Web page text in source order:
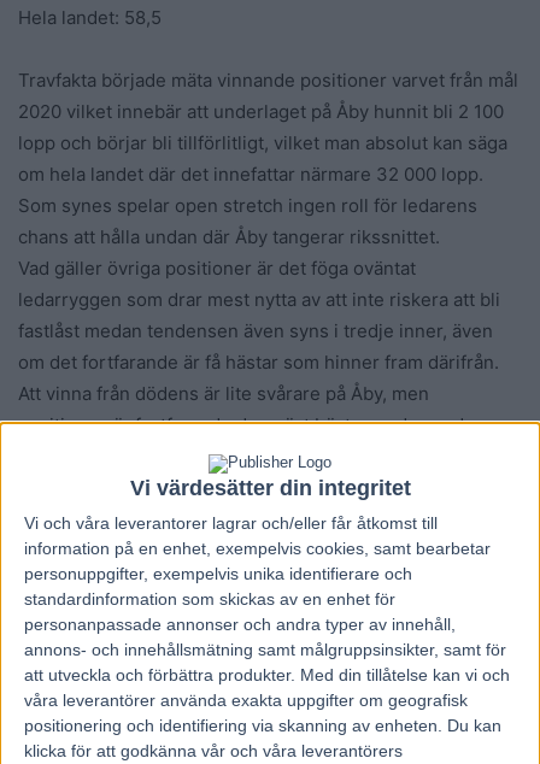
Vi värdesätter din integritet
Vi och våra leverantorer lagrar och/eller får åtkomst till
information på en enhet, exempelvis cookies, samt bearbetar
personuppgifter, exempelvis unika identifierare och
standardinformation som skickas av en enhet för
personanpassade annonser och andra typer av innehåll,
annons- och innehållsmätning samt målgruppsinsikter, samt för
att utveckla och förbättra produkter. Med din tillåtelse kan vi och
våra leverantörer använda exakta uppgifter om geografisk
positionering och identifiering via skanning av enheten. Du kan
klicka för att godkänna vår och våra leverantörers
Hela landet: 58,5
Travfakta började mäta vinnande positioner varvet från mål
2020 vilket innebär att underlaget på Åby hunnit bli 2 100
lopp och börjar bli tillförlitligt, vilket man absolut kan säga
om hela landet där det innefattar närmare 32 000 lopp.
Som synes spelar open stretch ingen roll för ledarens
chans att hålla undan där Åby tangerar rikssnittet.
Vad gäller övriga positioner är det föga oväntat
ledarryggen som drar mest nytta av att inte riskera att bli
fastlåst medan tendensen även syns i tredje inner, även
om det fortfarande är få hästar som hinner fram därifrån.
Att vinna från dödens är lite svårare på Åby, men
positionen är fortfarande den näst bästa, medan andra-
och tredje ytter också tappar en aning. Detsamma gäller
köhästarna som har svårare att hinna fram.
Det senare faktumet har varit argumentet för att det ska
vara extra svårt att vinna från bakspår på Åby. Vi
undersöker det genom att titta på autostart över 2 140
meter där underlaget är störst (1862 lopp på Åby), samt 1
640 meter som utgör tre av lördagens avdelningar.
Segerprocent startspår (borträknat monté, kallblodslopp